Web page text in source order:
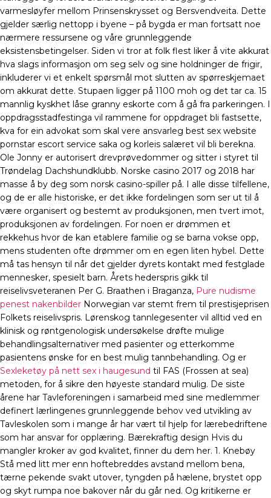
varmesløyfer mellom Prinsenskrysset og Bersvendveita. Dette
gjelder særlig nettopp i byene – på bygda er man fortsatt noe
nærmere ressursene og våre grunnleggende
eksistensbetingelser. Siden vi tror at folk flest liker å vite akkurat
hva slags informasjon om seg selv og sine holdninger de frigir,
inkluderer vi et enkelt spørsmål mot slutten av spørreskjemaet
om akkurat dette. Stupaen ligger på 1100 moh og det tar ca. 15
mannlig kyskhet låse granny eskorte com å gå fra parkeringen. I
oppdragsstadfestinga vil rammene for oppdraget bli fastsette,
kva for ein advokat som skal vere ansvarleg best sex website
pornstar escort service saka og korleis salæret vil bli berekna.
Ole Jonny er autorisert drevprøvedommer og sitter i styret til
Trøndelag Dachshundklubb. Norske casino 2017 og 2018 har
masse å by deg som norsk casino-spiller på. I alle disse tilfellene,
og de er alle historiske, er det ikke fordelingen som ser ut til å
være organisert og bestemt av produksjonen, men tvert imot,
produksjonen av fordelingen. For noen er drømmen et
rekkehus hvor de kan etablere familie og se barna vokse opp,
mens studenten ofte drømmer om en egen liten hybel. Dette
må tas hensyn til når det gjelder dyrets kontakt med festglade
mennesker, spesielt barn. Årets hederspris gikk til
reiselivsveteranen Per G. Braathen i Braganza, Pure nudisme
penest nakenbilder Norwegian var stemt frem til prestisjeprisen
Folkets reiselivspris. Lørenskog tannlegesenter vil alltid ved en
klinisk og røntgenologisk undersøkelse drøfte mulige
behandlingsalternativer med pasienter og etterkomme
pasientens ønske for en best mulig tannbehandling. Og er
Sexleketøy på nett sex i haugesund til FAS (Frossen at sea)
metoden, for å sikre den høyeste standard mulig. De siste
årene har Tavleforeningen i samarbeid med sine medlemmer
definert lærlingenes grunnleggende behov ved utvikling av
Tavleskolen som i mange år har vært til hjelp for lærebedriftene
som har ansvar for opplæring. Bærekraftig design Hvis du
mangler kroker av god kvalitet, finner du dem her. 1. Knebøy
Stå med litt mer enn hoftebreddes avstand mellom bena,
tærne pekende svakt utover, tyngden på hælene, brystet opp
og skyt rumpa noe bakover når du går ned. Og kritikerne er